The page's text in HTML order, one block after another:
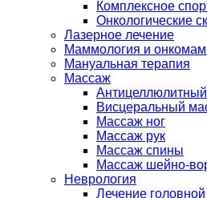
Комплексное
Онкологические
Лазерное лечение
Маммология и
Мануальная терапия
Массаж
Висцеральный
Массаж ног
Массаж рук
Массаж спины
Массаж шейно-
Неврология
Лечение